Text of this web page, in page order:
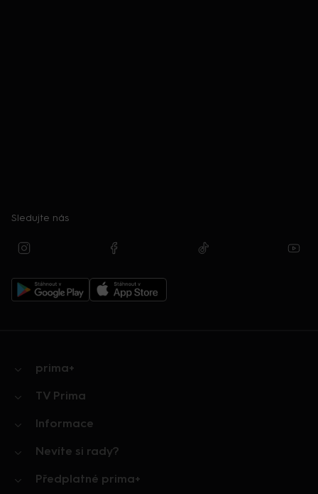
Sledujte nás
prima+
TV Prima
Informace
Nevíte si rady?
Předplatné prima+